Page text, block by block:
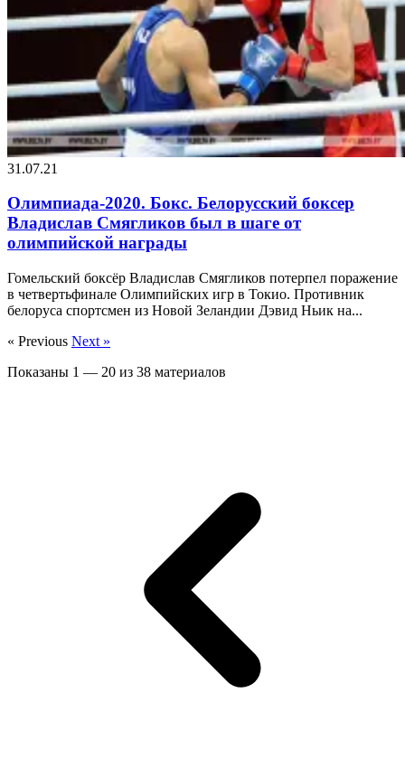
31.07.21
Олимпиада-2020. Бокс. Белорусский боксер
Владислав Смягликов был в шаге от
олимпийской награды
Гомельский боксёр Владислав Смягликов потерпел поражение
в четвертьфинале Олимпийских игр в Токио. Противник
белоруса спортсмен из Новой Зеландии Дэвид Ньик на...
« Previous Next »
Показаны 1 — 20 из 38 материалов